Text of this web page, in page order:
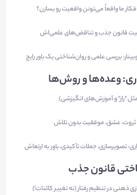
ما واقعاً می‌تونن واقعیت رو بسازن؟
قانون جذب و تناقض‌های علمی‌اش
بررسی علمی و روان‌شناختی یک باور رایج
وعده‌ها و روش‌ها
"راز" و آموزش‌های انگیزشی)
ثروت، عشق، موفقیت بدون تلاش
تصویرسازی، جملات تأکیدی، باور به ارتعاش
قانون جذب
ذهنی در تنظیم رفتار (نه تغییر کائنات!)